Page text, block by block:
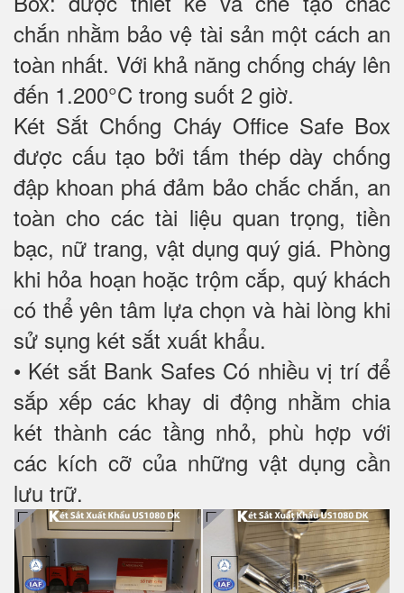
chắn nhằm bảo vệ tài sản một cách an
toàn nhất. Với khả năng chống cháy lên
đến 1.200°C trong suốt 2 giờ.
Két Sắt Chống Cháy Office Safe Box
được cấu tạo bởi tấm thép dày chống
đập khoan phá đảm bảo chắc chắn, an
toàn cho các tài liệu quan trọng, tiền
bạc, nữ trang, vật dụng quý giá. Phòng
khi hỏa hoạn hoặc trộm cắp, quý khách
có thể yên tâm lựa chọn và hài lòng khi
sử sụng két sắt xuất khẩu.
• Két sắt Bank Safes Có nhiều vị trí để
sắp xếp các khay di động nhằm chia
két thành các tầng nhỏ, phù hợp với
các kích cỡ của những vật dụng cần
lưu trữ.